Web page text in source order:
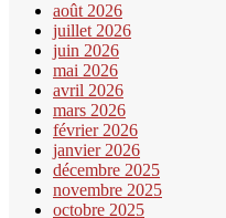
août 2026
juillet 2026
juin 2026
mai 2026
avril 2026
mars 2026
février 2026
janvier 2026
décembre 2025
novembre 2025
octobre 2025